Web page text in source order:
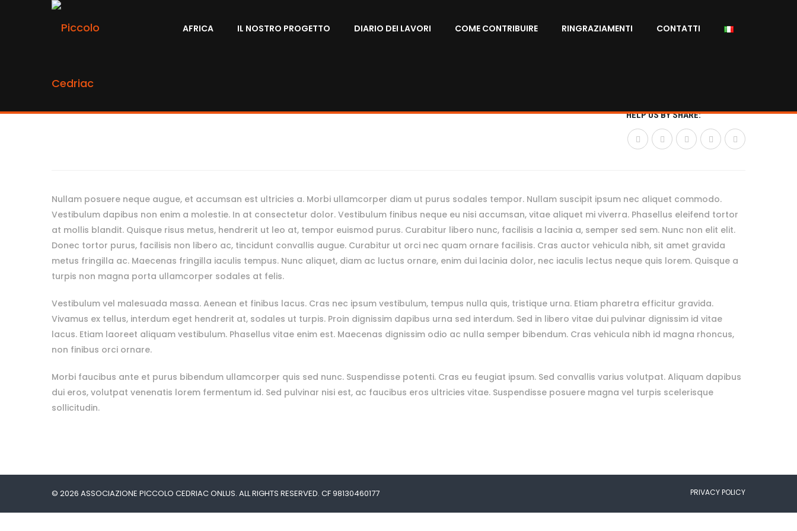
AFRICA IL NOSTRO PROGETTO DIARIO DEI LAVORI COME CONTRIBUIRE RINGRAZIAMENTI CONTATTI
0%
Raised:$0.00
HELP US BY SHARE:
Nullam posuere neque augue, et accumsan est ultricies a. Morbi ullamcorper diam ut purus sodales tempor. Nullam suscipit ipsum nec aliquet commodo.
Vestibulum dapibus non enim a molestie. In at consectetur dolor. Vestibulum finibus neque eu nisi accumsan, vitae aliquet mi viverra. Phasellus eleifend tortor
at mollis blandit. Quisque risus metus, hendrerit ut leo at, tempor euismod purus. Curabitur libero nunc, facilisis a lacinia a, semper sed sem. Nunc non elit elit.
Donec tortor purus, facilisis non libero ac, tincidunt convallis augue. Curabitur ut orci nec quam ornare facilisis. Cras auctor vehicula nibh, sit amet gravida
metus fringilla ac. Maecenas fringilla iaculis tempus. Nunc aliquet, diam ac luctus ornare, enim dui lacinia dolor, nec iaculis lectus neque quis lorem. Quisque a
turpis non magna porta ullamcorper sodales at felis.
Vestibulum vel malesuada massa. Aenean et finibus lacus. Cras nec ipsum vestibulum, tempus nulla quis, tristique urna. Etiam pharetra efficitur gravida.
Vivamus ex tellus, interdum eget hendrerit at, sodales ut turpis. Proin dignissim dapibus urna sed interdum. Sed in libero vitae dui pulvinar dignissim id vitae
lacus. Etiam laoreet aliquam vestibulum. Phasellus vitae enim est. Maecenas dignissim odio ac nulla semper bibendum. Cras vehicula nibh id magna rhoncus,
non finibus orci ornare.
Morbi faucibus ante et purus bibendum ullamcorper quis sed nunc. Suspendisse potenti. Cras eu feugiat ipsum. Sed convallis varius volutpat. Aliquam dapibus
dui eros, volutpat venenatis lorem fermentum id. Sed pulvinar nisi est, ac faucibus eros ultricies vitae. Suspendisse posuere magna vel turpis scelerisque
sollicitudin.
© 2026 ASSOCIAZIONE PICCOLO CEDRIAC ONLUS. ALL RIGHTS RESERVED. CF 98130460177 PRIVACY POLICY